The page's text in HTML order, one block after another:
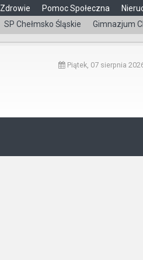
SP Chełmsko Śląskie Gimnazjum
Zdrowie Pomoc Społeczna
Piątek, 07 sierpnia